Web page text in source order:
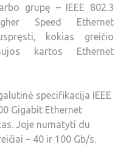
grupę – IEEE 802.3
Speed Ethernet
kokias greičio
kartos Ethernet
specifikacija IEEE
Gigabit Ethernet
Joje numatyti du
– 40 ir 100 Gb/s.